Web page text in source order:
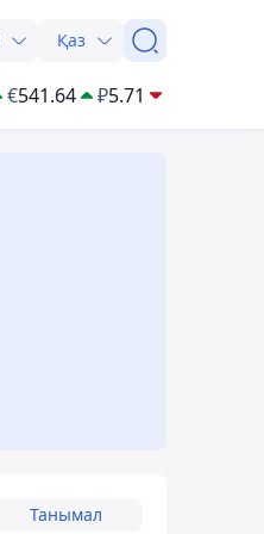
Қаз
€541.64 ₽5.71
Танымал